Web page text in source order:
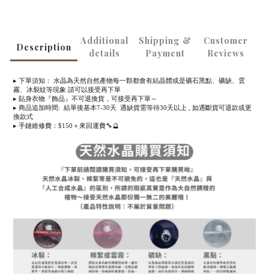
Description
Additional
details
Shipping &
Payment
Customer
Reviews
▸ 下單須知： 水晶為天然自然產物每一顆都會有結晶體或是礦石黑點、礦缺、雲
霧、冰裂紋等現象 請可以接受再下單
▸ 貼身衣物『飾品』不可退換貨，可接受再下單～
▸ 商品追加時間: 結單後基本7-30天 遇缺貨需等待30天以上 , 如遇斷貨可退款或更
換款式
▸ 手鏈維修費：$150＋來回運費🔧🔮